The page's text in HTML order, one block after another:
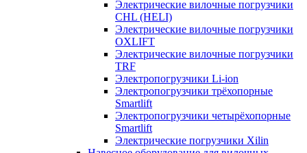
Электрические вилочные погрузчики
CHL (HELI)
Электрические вилочные погрузчики
OXLIFT
Электрические вилочные погрузчики
TRF
Электропогрузчики Li-ion
Электропогрузчики трёхопорные
Smartlift
Электропогрузчики четырёхопорные
Smartlift
Электрические погрузчики Xilin